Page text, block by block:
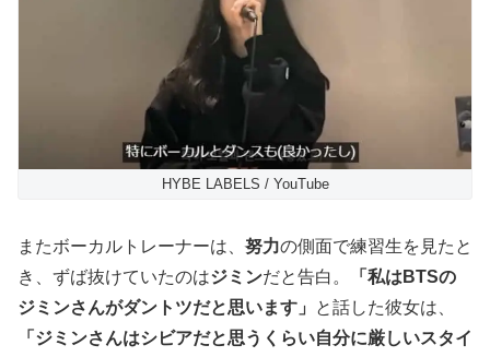
HYBE LABELS / YouTube
またボーカルトレーナーは、努力の側面で練習生を見たと
き、ずば抜けていたのはジミンだと告白。
「私はBTSの
ジミンさんがダントツだと思います」
と話した彼女は、
「ジミンさんはシビアだと思うくらい自分に厳しいスタイ